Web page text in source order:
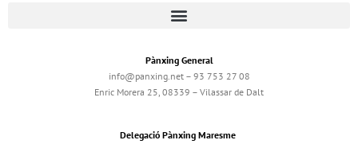
Pànxing General
info@panxing.net – 93 753 27 08
Enric Morera 25, 08339 – Vilassar de Dalt
Delegació Pànxing Maresme